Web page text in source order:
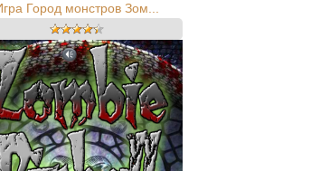
Город монстров Зом...